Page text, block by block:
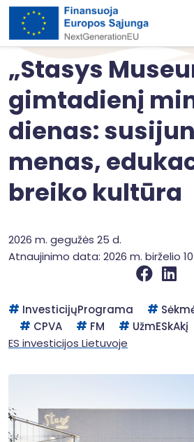
„Stasys
gimtadienį
dienas:
menas,
breiko kultūra
2026 m. gegužės 25 d.
Atnaujinimo data: 2026 m. birželio
InvesticijųPrograma
CPVA
FM
UžmESkAkį
ES investicijos Lietuvoje